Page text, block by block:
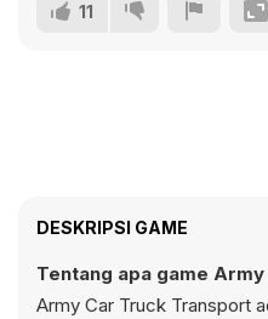
11
DESKRIPSI GAME
Tentang apa game
Army Car Truck Transport